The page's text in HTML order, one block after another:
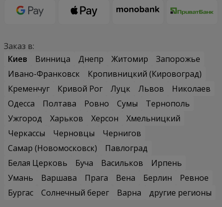
Заказ в:
Киев
Винница Днепр Житомир
Запорожье
Ивано-Франковск
Кропивницкий (Кировоград)
Кременчуг
Кривой Рог Луцк Львов
Николаев
Одесса
Полтава Ровно Сумы
Тернополь
Ужгород
Харьков Херсон
Хмельницкий
Черкассы
Черновцы
Чернигов
Самар (Новомосковск)
Павлоград
Белая Церковь
Буча Васильков
Ирпень
Умань
Варшава Прага Вена Берлин
Ревное
Бургас
Солнечный берег Варна
другие регионы